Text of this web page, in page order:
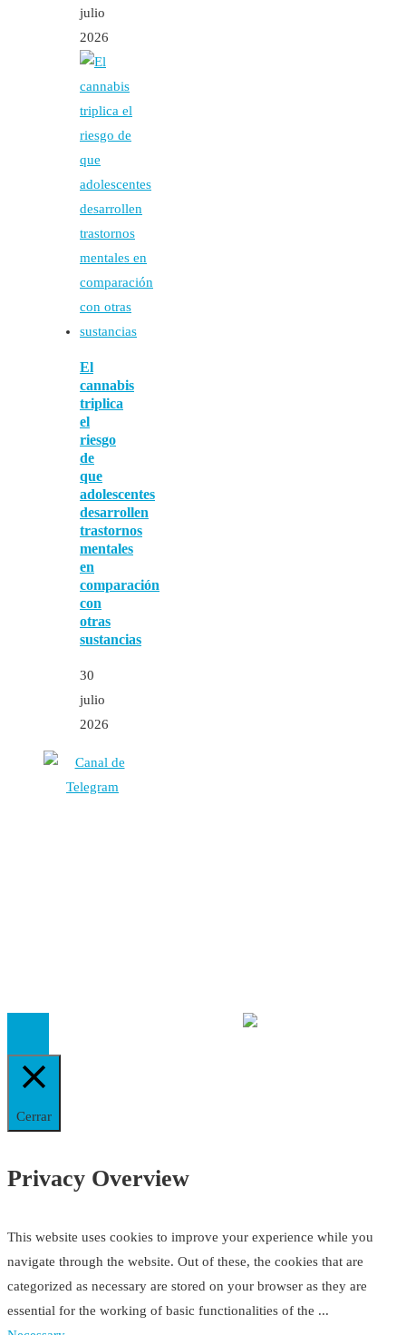
julio
2026
El
cannabis
triplica
el
riesgo
de
que
adolescentes
desarrollen
trastornos
mentales
en
comparación
con
otras
sustancias
30
julio
2026
Cerrar
Privacy Overview
This website uses cookies to improve your experience while you
navigate through the website. Out of these, the cookies that are
categorized as necessary are stored on your browser as they are
essential for the working of basic functionalities of the ...